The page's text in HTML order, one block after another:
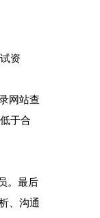
资
网站查
于合
。最后
、沟通